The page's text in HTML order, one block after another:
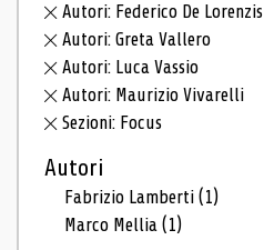
Autori: Federico De Lorenzis
Autori: Greta Vallero
Autori: Luca Vassio
Autori: Maurizio Vivarelli
Sezioni: Focus
Autori
Fabrizio Lamberti(1)
Marco Mellia(1)